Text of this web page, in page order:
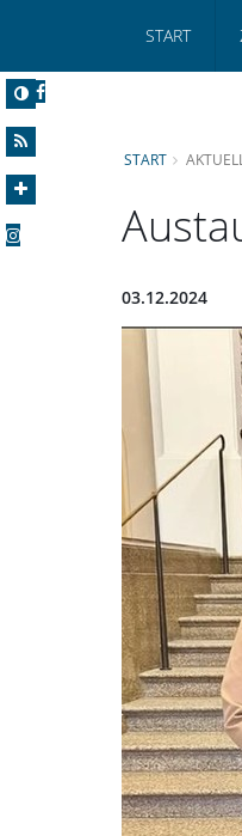
START
START
03.12.2024